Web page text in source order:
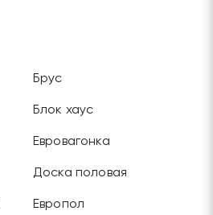
Брус
Блок хаус
Евровагонка
Доска половая
Европол